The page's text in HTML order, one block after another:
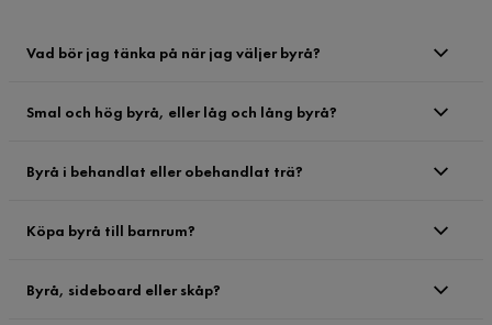
Vad bör jag tänka på när jag väljer byrå?
Smal och hög byrå, eller låg och lång byrå?
Byrå i behandlat eller obehandlat trä?
Köpa byrå till barnrum?
Byrå, sideboard eller skåp?